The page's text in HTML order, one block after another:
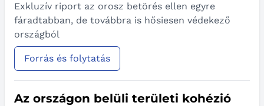
Exkluzív riport az orosz betörés ellen egyre
fáradtabban, de továbbra is hősiesen védekező
országból
Forrás és folytatás
Az országon belüli területi kohézió